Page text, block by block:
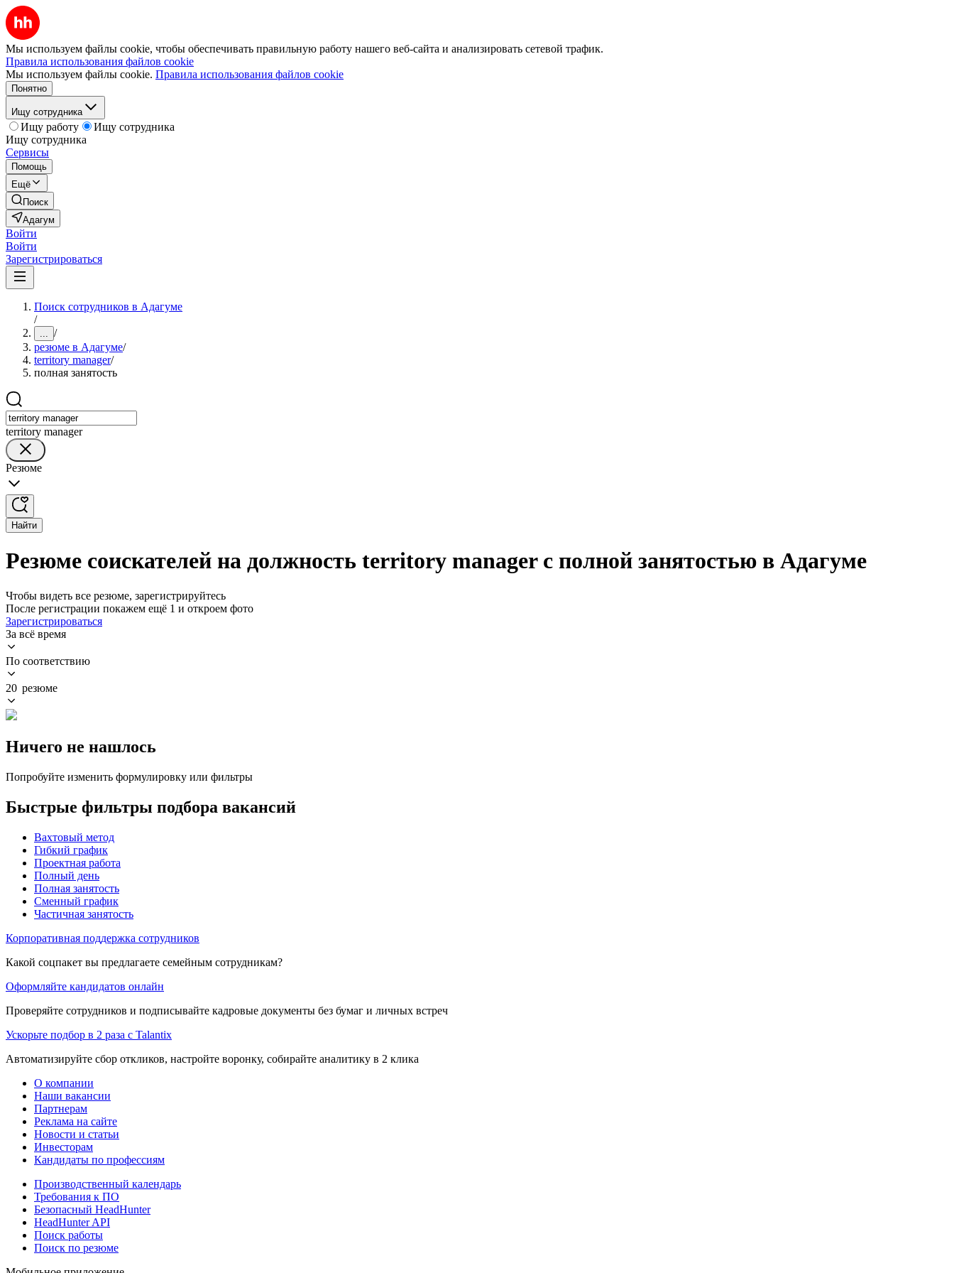
Мы используем файлы cookie, чтобы обеспечивать правильную работу нашего веб-сайта и анализировать сетевой трафик.
Правила использования файлов cookie
Мы используем файлы cookie. Правила использования файлов cookie
Понятно
Ищу сотрудника
Ищу работу
Ищу сотрудника
Ищу сотрудника
Сервисы
Помощь
Ещё
Поиск
Адагум
Войти
Войти
Зарегистрироваться
Поиск сотрудников в Адагуме
/
... /
резюме в Адагуме/
territory manager/
полная занятость
territory manager
Резюме
Найти
Резюме соискателей на должность territory manager с полной занятостью в Адагуме
Чтобы видеть все резюме, зарегистрируйтесь
После регистрации покажем ещё 1 и откроем фото
Зарегистрироваться
За всё время
По соответствию
20 резюме
Ничего не нашлось
Попробуйте изменить формулировку или фильтры
Быстрые фильтры подбора вакансий
Вахтовый метод
Гибкий график
Проектная работа
Полный день
Полная занятость
Сменный график
Частичная занятость
Корпоративная поддержка сотрудников
Какой соцпакет вы предлагаете семейным сотрудникам?
Оформляйте кандидатов онлайн
Проверяйте сотрудников и подписывайте кадровые документы без бумаг и личных встреч
Ускорьте подбор в 2 раза с Talantix
Автоматизируйте сбор откликов, настройте воронку, собирайте аналитику в 2 клика
О компании
Наши вакансии
Партнерам
Реклама на сайте
Новости и статьи
Инвесторам
Кандидаты по профессиям
Производственный календарь
Требования к ПО
Безопасный HeadHunter
HeadHunter API
Поиск работы
Поиск по резюме